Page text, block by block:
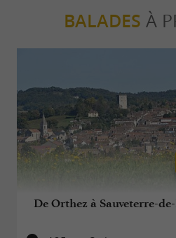
BALADES À
De Orthez à Sauveterre-